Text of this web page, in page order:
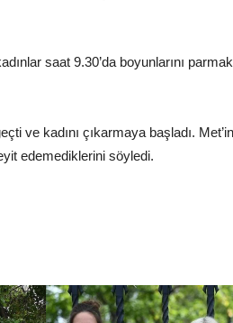
saat 9.30’da boyunlarını
ve kadını çıkarmaya başladı.
edemediklerini söyledi.